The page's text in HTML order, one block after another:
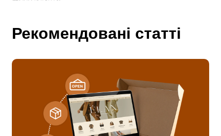
Рекомендовані статті